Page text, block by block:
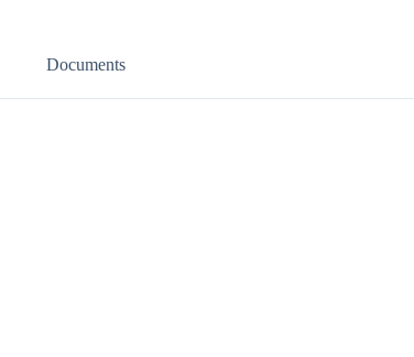
Documents